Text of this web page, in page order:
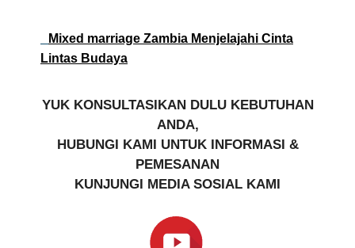
Mixed marriage Zambia Menjelajahi Cinta
Lintas Budaya
YUK KONSULTASIKAN DULU KEBUTUHAN
ANDA,
HUBUNGI KAMI UNTUK INFORMASI &
PEMESANAN
KUNJUNGI MEDIA SOSIAL KAMI